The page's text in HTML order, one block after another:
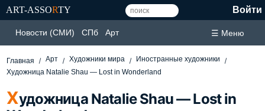
ART-ASSORTY Войти
Новости (СМИ) СПб Арт ☰ Меню
Главная Арт Художники мира
Иностранные художники
Художница Natalie Shau — Lost in Wonderland
Художница Natalie Shau — Lost in